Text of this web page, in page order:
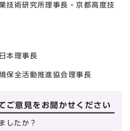
術研究所理事長・京都高度技
理事長
活動推進協会理事長
ご意見をお聞かせください
したか？